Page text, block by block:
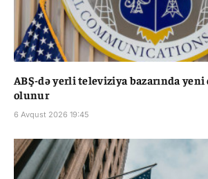
ABŞ-də yerli televiziya bazarında
olunur
6 Avqust 2026 19:45